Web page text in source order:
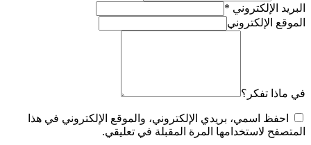
البريد الإلكتروني *
الموقع الإلكتروني
في ماذا تفكر؟
احفظ اسمي، بريدي الإلكتروني، والموقع الإلكتروني في هذا
المتصفح لاستخدامها المرة المقبلة في تعليقي.